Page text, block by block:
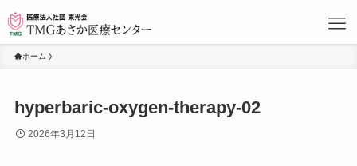
ホーム
hyperbaric-oxygen-therapy-02
2026年3月12日